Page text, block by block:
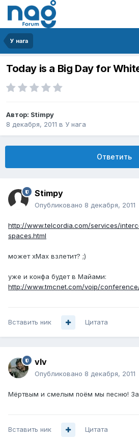
У нага
Today is a Big Day for
Автор: Stimpy
8 декабря, 2011 в У нага
Ответить
Stimpy
Опубликовано 8 декабря, 2011
http://www.telcordia.com/services/
spaces.html
может xMax взлетит? ;)
уже и конфа будет в Майами:
http://www.tmcnet.com/voip/
Вставить ник Цитата
vIv
Опубликовано 8 декабря, 2011
Мёртвым и смелым поём мы песню!
Вставить ник Цитата